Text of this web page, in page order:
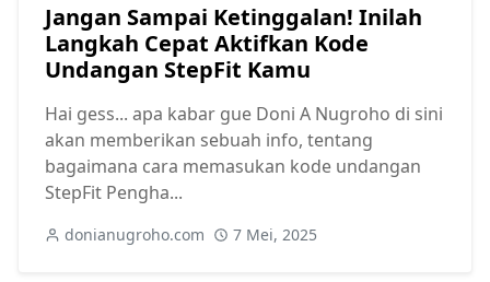
Jangan Sampai Ketinggalan! Inilah
Langkah Cepat Aktifkan Kode
Undangan StepFit Kamu
Hai gess... apa kabar gue Doni A Nugroho di sini
akan memberikan sebuah info, tentang
bagaimana cara memasukan kode undangan
StepFit Pengha...
donianugroho.com 7 Mei, 2025